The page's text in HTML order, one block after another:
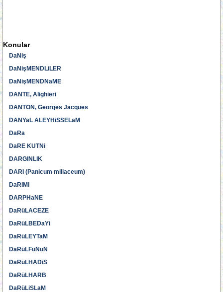
Konular
DaNiş
DaNişMENDLiLER
DaNişMENDNaME
DANTE, Alighieri
DANTON, Georges Jacques
DANYaL ALEYHiSSELaM
DaRa
DaRE KUTNi
DARGINLIK
DARI (Panicum miliaceum)
DaRiMi
DARPHaNE
DaRüLACEZE
DaRüLBEDaYi
DaRüLEYTaM
DaRüLFüNuN
DaRüLHADiS
DaRüLHARB
DaRüLiSLaM